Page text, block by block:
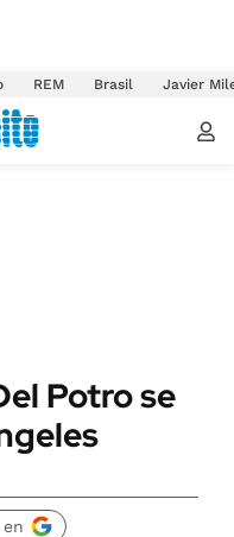
REM Brasil Javier
Potro se